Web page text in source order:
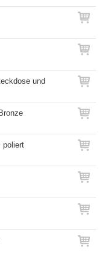
und
poliert